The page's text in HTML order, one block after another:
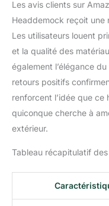
Les avis clients sur
Headdemock reçoit une
Les utilisateurs louent
et la qualité des
également l’élégance
retours positifs
renforcent l’idée que
quiconque cherche à
extérieur.
Tableau récapitulatif